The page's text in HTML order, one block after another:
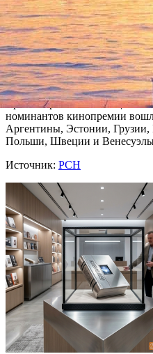
Продюсер картины Александр
создателей фильма это
благодарны российскому
выдвинуть наш фильм на
счастливы, что рассказанная
пределами России», сказал он.
Кроме картины Звягинцева в
номинантов кинопремии
Аргентины, Эстонии,
Польши, Швеции и
Источник: РСН